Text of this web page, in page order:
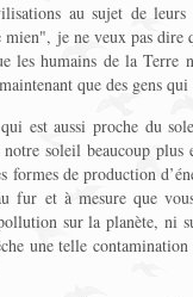
au sujet de
je ne veux pas dire
les humains de la Terre
que des gens
est aussi proche du
soleil beaucoup plus
de production
fur et à mesure que
sur la planète, ni
une telle